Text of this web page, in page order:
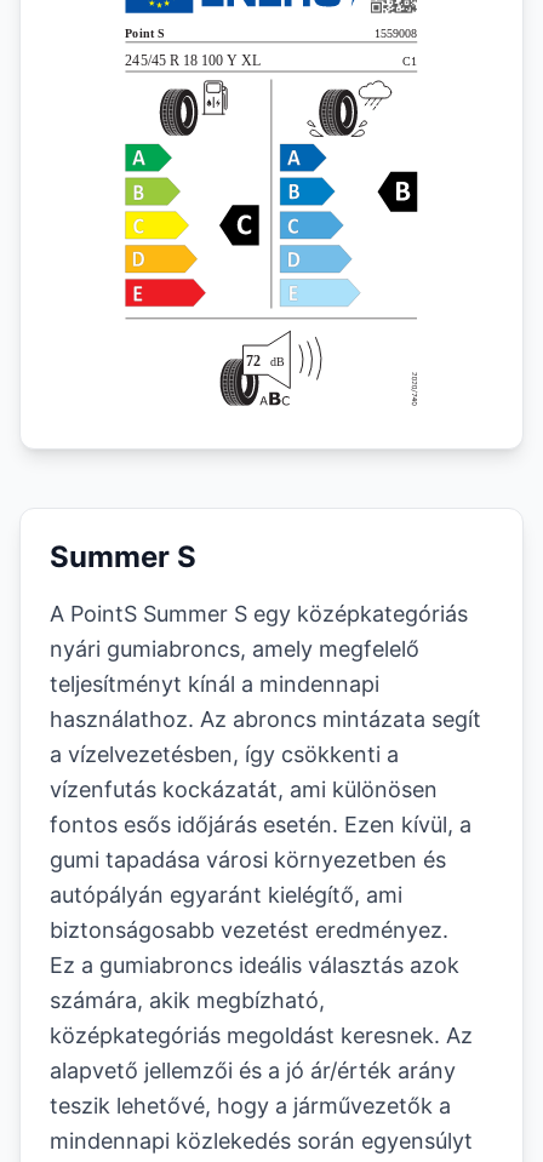
Summer S
A PointS Summer S egy középkategóriás
nyári gumiabroncs, amely megfelelő
teljesítményt kínál a mindennapi
használathoz. Az abroncs mintázata segít
a vízelvezetésben, így csökkenti a
vízenfutás kockázatát, ami különösen
fontos esős időjárás esetén. Ezen kívül, a
gumi tapadása városi környezetben és
autópályán egyaránt kielégítő, ami
biztonságosabb vezetést eredményez.
Ez a gumiabroncs ideális választás azok
számára, akik megbízható,
középkategóriás megoldást keresnek. Az
alapvető jellemzői és a jó ár/érték arány
teszik lehetővé, hogy a járművezetők a
mindennapi közlekedés során egyensúlyt